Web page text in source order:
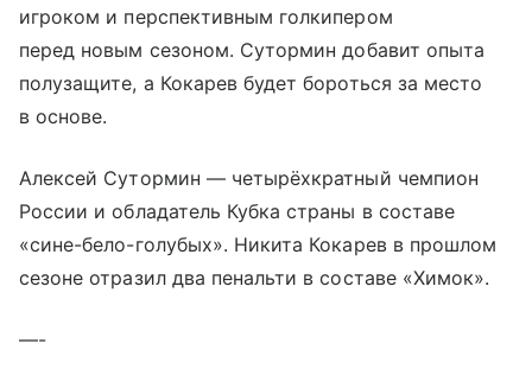
игроком и перспективным голкипером
перед новым сезоном. Сутормин добавит опыта
полузащите, а Кокарев будет бороться за место
в основе.
Алексей Сутормин — четырёхкратный чемпион
России и обладатель Кубка страны в составе
«сине-бело-голубых». Никита Кокарев в прошлом
сезоне отразил два пенальти в составе «Химок».
—-